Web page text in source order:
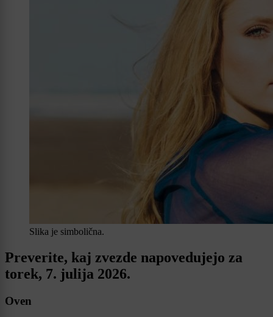
Slika je simbolična.
Preverite, kaj zvezde napovedujejo za
torek, 7. julija 2026.
Oven